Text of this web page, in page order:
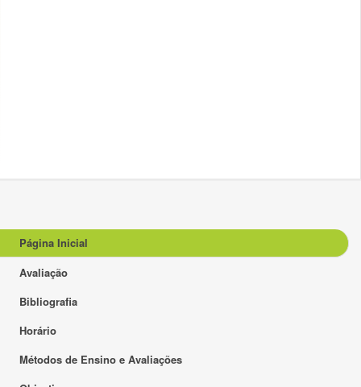
Página Inicial
Avaliação
Bibliografia
Horário
Métodos de Ensino e Avaliações